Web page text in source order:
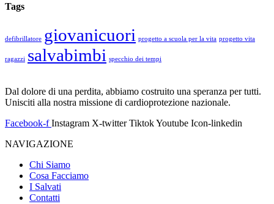
Tags
defibrillatore giovanicuori progetto a scuola per la vita progetto vita
ragazzi salvabimbi specchio dei tempi
Dal dolore di una perdita, abbiamo costruito una speranza per tutti.
Unisciti alla nostra missione di cardioprotezione nazionale.
Facebook-f Instagram X-twitter TiktokYoutube Icon-linkedin
NAVIGAZIONE
Chi Siamo
Cosa Facciamo
I Salvati
Contatti